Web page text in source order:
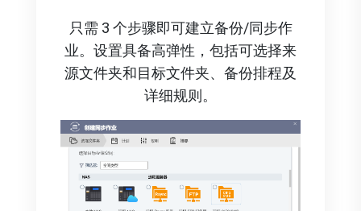
只需 3 个步骤即可建立备份/同步作
业。设置具备高弹性，包括可选择来
源文件夹和目标文件夹、备份排程及
详细规则。